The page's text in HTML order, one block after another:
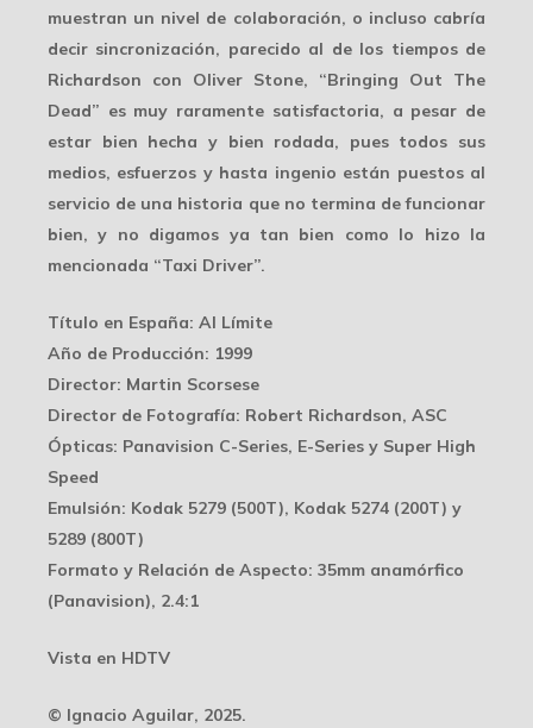
muestran un nivel de colaboración, o incluso cabría
decir sincronización, parecido al de los tiempos de
Richardson con Oliver Stone, “Bringing Out The
Dead” es muy raramente satisfactoria, a pesar de
estar bien hecha y bien rodada, pues todos sus
medios, esfuerzos y hasta ingenio están puestos al
servicio de una historia que no termina de funcionar
bien, y no digamos ya tan bien como lo hizo la
mencionada “Taxi Driver”.
Título en España: Al Límite
Año de Producción: 1999
Director: Martin Scorsese
Director de Fotografía: Robert Richardson, ASC
Ópticas: Panavision C-Series, E-Series y Super High
Speed
Emulsión: Kodak 5279 (500T), Kodak 5274 (200T) y
5289 (800T)
Formato y Relación de Aspecto: 35mm anamórfico
(Panavision), 2.4:1
Vista en HDTV
© Ignacio Aguilar, 2025.